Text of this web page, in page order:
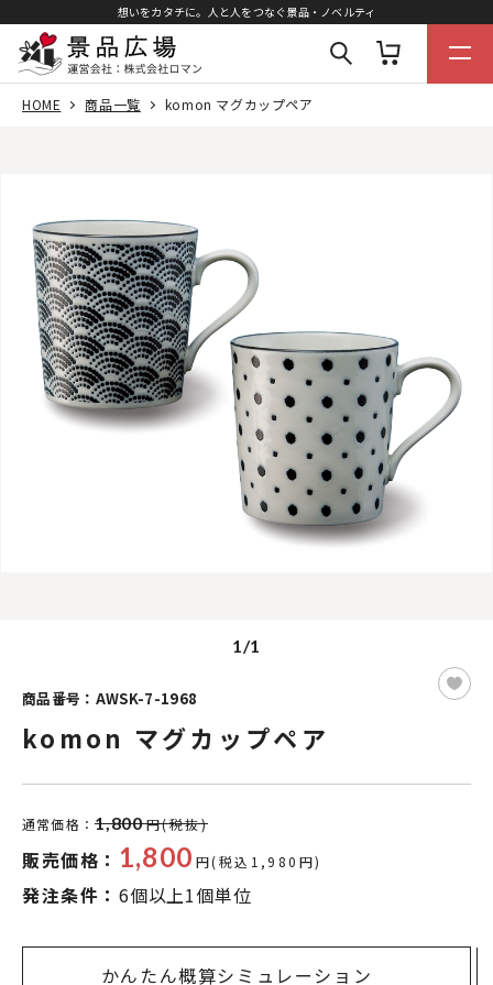
想いをカタチに。人と人をつなぐ景品・ノベルティ
HOME 商品一覧 komon マグカップペア
1/1
商品番号：AWSK-7-1968
komon マグカップペア
通常価格： 1,800円(税抜)
販売価格： 1,800 円(税込1,980円)
発注条件： 6個以上1個単位
かんたん概算シミュレーション